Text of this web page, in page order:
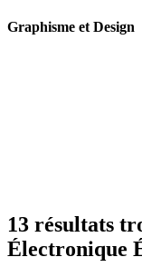
Graphisme et Design
13 résultats
Électronique